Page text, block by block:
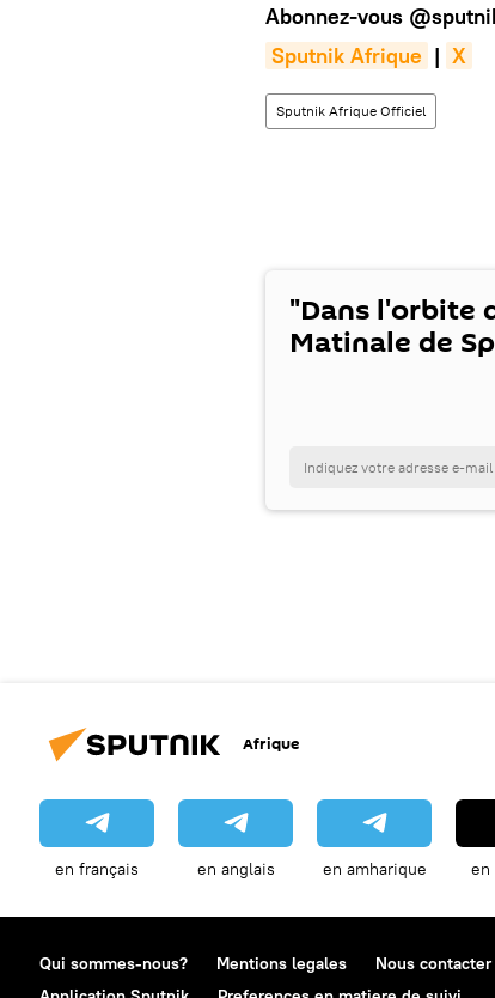
Abonnez-vous
Sputnik Afrique | X
Sputnik Afrique Officiel
"Dans l'orbite
Matinale de
Afrique
en français en anglais en amharique en
Qui sommes-nous? Mentions legales Nous contacter